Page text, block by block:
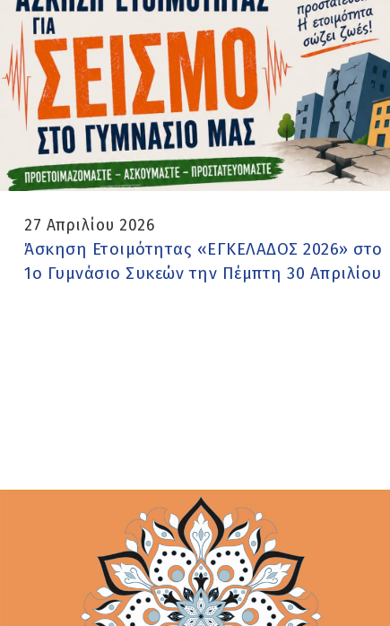
27 Απριλίου 2026
Άσκηση Ετοιμότητας «ΕΓΚΕΛΑΔΟΣ 2026» στο
1ο Γυμνάσιο Συκεών την Πέμπτη 30 Απριλίου